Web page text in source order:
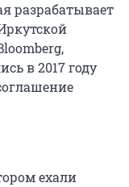
разрабатывает
в 2017 году
ехали